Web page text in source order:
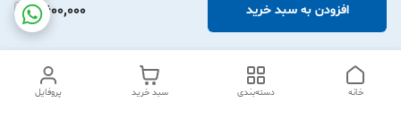
2,600,000 افزودن به سبد خرید
پروفایل سبد خرید دسته‌بندی خانه